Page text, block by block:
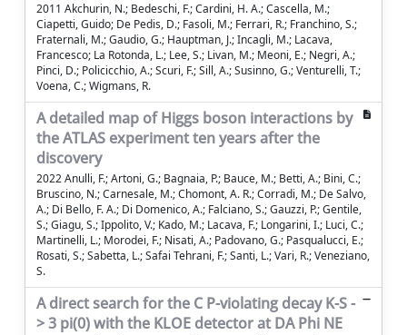
2011 Akchurin, N.; Bedeschi, F.; Cardini, H. A.; Cascella, M.;
Ciapetti, Guido; De Pedis, D.; Fasoli, M.; Ferrari, R.; Franchino, S.;
Fraternali, M.; Gaudio, G.; Hauptman, J.; Incagli, M.; Lacava,
Francesco; La Rotonda, L.; Lee, S.; Livan, M.; Meoni, E.; Negri, A.;
Pinci, D.; Policicchio, A.; Scuri, F.; Sill, A.; Susinno, G.; Venturelli, T.;
Voena, C.; Wigmans, R.
A detailed map of Higgs boson interactions by
the ATLAS experiment ten years after the
discovery
2022 Anulli, F.; Artoni, G.; Bagnaia, P.; Bauce, M.; Betti, A.; Bini, C.;
Bruscino, N.; Carnesale, M.; Chomont, A. R.; Corradi, M.; De Salvo,
A.; Di Bello, F. A.; Di Domenico, A.; Falciano, S.; Gauzzi, P.; Gentile,
S.; Giagu, S.; Ippolito, V.; Kado, M.; Lacava, F.; Longarini, I.; Luci, C.;
Martinelli, L.; Morodei, F.; Nisati, A.; Padovano, G.; Pasqualucci, E.;
Rosati, S.; Sabetta, L.; Safai Tehrani, F.; Santi, L.; Vari, R.; Veneziano,
S.
A direct search for the C P-violating decay K-S -
> 3 pi(0) with the KLOE detector at DA Phi NE